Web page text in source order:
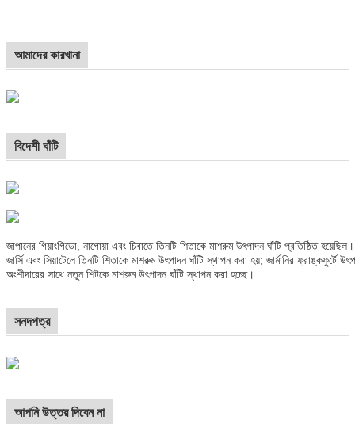
আমাদের কারখানা
বিদেশী ঘাঁটি
জাপানের গিয়াংগিডো, নাগোয়া এবং চিবাতে তিনটি শিতাকে মাশরুম উৎপাদন ঘাঁটি প্রতিষ্ঠিত
জার্সি এবং সিয়াটেলে তিনটি শিতাকে মাশরুম উৎপাদন ঘাঁটি স্থাপন করা হয়; জার্মানির ফ্রাঙ্কফুর্টে
অংশীদারের সাথে নতুন শিটকে মাশরুম উৎপাদন ঘাঁটি স্থাপন করা হচ্ছে।
সনদপত্র
আপনি উত্তর দিবেন না